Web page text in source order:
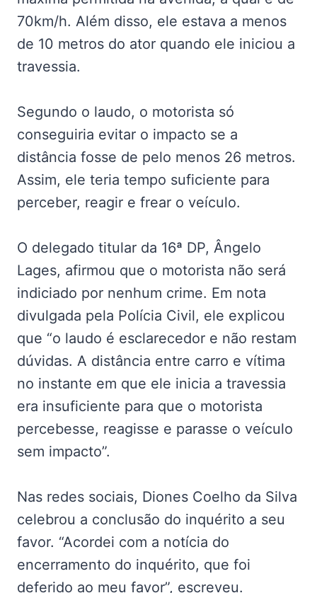
70km/h. Além disso, ele estava a menos
de 10 metros do ator quando ele iniciou a
travessia.
Segundo o laudo, o motorista só
conseguiria evitar o impacto se a
distância fosse de pelo menos 26 metros.
Assim, ele teria tempo suficiente para
perceber, reagir e frear o veículo.
O delegado titular da 16ª DP, Ângelo
Lages, afirmou que o motorista não será
indiciado por nenhum crime. Em nota
divulgada pela Polícia Civil, ele explicou
que “o laudo é esclarecedor e não restam
dúvidas. A distância entre carro e vítima
no instante em que ele inicia a travessia
era insuficiente para que o motorista
percebesse, reagisse e parasse o veículo
sem impacto”.
Nas redes sociais, Diones Coelho da Silva
celebrou a conclusão do inquérito a seu
favor. “Acordei com a notícia do
encerramento do inquérito, que foi
deferido ao meu favor”, escreveu.